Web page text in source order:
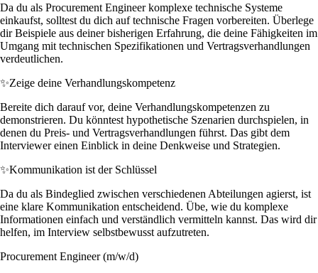
Da du als Procurement Engineer komplexe technische Systeme
einkaufst, solltest du dich auf technische Fragen vorbereiten. Überlege
dir Beispiele aus deiner bisherigen Erfahrung, die deine Fähigkeiten im
Umgang mit technischen Spezifikationen und Vertragsverhandlungen
verdeutlichen.
✨Zeige deine Verhandlungskompetenz
Bereite dich darauf vor, deine Verhandlungskompetenzen zu
demonstrieren. Du könntest hypothetische Szenarien durchspielen, in
denen du Preis- und Vertragsverhandlungen führst. Das gibt dem
Interviewer einen Einblick in deine Denkweise und Strategien.
✨Kommunikation ist der Schlüssel
Da du als Bindeglied zwischen verschiedenen Abteilungen agierst, ist
eine klare Kommunikation entscheidend. Übe, wie du komplexe
Informationen einfach und verständlich vermitteln kannst. Das wird dir
helfen, im Interview selbstbewusst aufzutreten.
Procurement Engineer (m/w/d)